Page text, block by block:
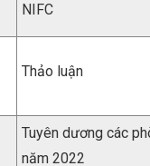
NIFC
Thảo luận
Tuyên dương các
năm 2022